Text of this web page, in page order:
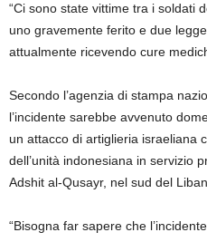
“Ci sono state vittime tra i soldati
uno gravemente ferito e due
attualmente ricevendo cure
Secondo l’agenzia di stampa
l’incidente sarebbe avvenuto
un attacco di artiglieria israeliana
dell’unità indonesiana in servizio
Adshit al-Qusayr, nel sud del
“Bisogna far sapere che